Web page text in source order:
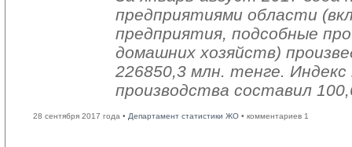
предприятиями области
предприятия, подсобные
домашних хозяйств)
226850,3 млн. тенге.
производства составил
28 сентября 2017 года • Департамент статистики ЖО • комментариев 1